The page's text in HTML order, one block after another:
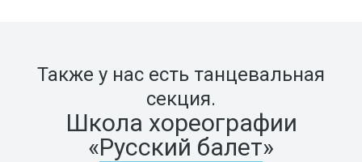
Также у нас есть танцевальная
секция.
Школа хореографии
«Русский балет»